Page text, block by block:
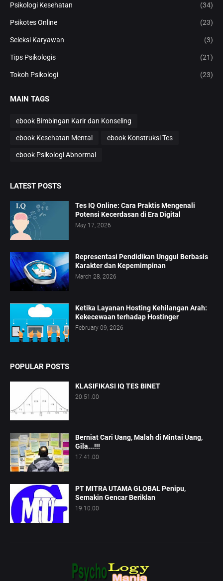
Psikologi Kesehatan (34)
Psikotes Online (23)
Seleksi Karyawan (3)
Tips Psikologis (21)
Tokoh Psikologi (23)
MAIN TAGS
ebook Bimbingan Karir dan Konseling
ebook Kesehatan Mental ebook Konstruksi Tes
ebook Psikologi Abnormal
LATEST POSTS
Tes IQ Online: Cara Praktis Mengenali
Potensi Kecerdasan di Era Digital
May 17, 2026
Representasi Pendidikan Unggul Berbasis
Karakter dan Kepemimpinan
March 28, 2026
Ketika Layanan Hosting Kehilangan Arah:
Kekecewaan terhadap Hostinger
February 09, 2026
POPULAR POSTS
KLASIFIKASI IQ TES BINET
20.51.00
Berniat Cari Uang, Malah di Mintai Uang,
Gila...!!!
17.41.00
PT MITRA UTAMA GLOBAL Penipu,
Semakin Gencar Beriklan
19.10.00